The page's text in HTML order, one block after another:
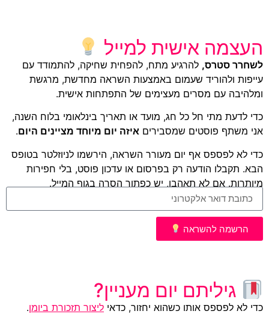
העצמה אישית למייל
לשחרר סטרס, להרגיע מתח, להפחית שחיקה, להתמודד עם
עייפות ולהוריד שעמום באמצעות השראה מחדשת, מרגשת
ומלהיבה עם מסרים מעצימים של התפתחות אישית.
כדי לדעת מתי חל כל חג, מועד או תאריך בינלאומי בלוח השנה,
אני משתף פוסטים שמסבירים איזה יום מיוחד מציינים היום.
כדי לא לפספס אף יום מעורר השראה, הירשמו לניוזלטר בטופס
הבא. תקבלו הודעה רק בפרסום או עדכון פוסט, בלי חפירות
מיותרות. אם לא תאהבו, יש כפתור הסרה בגוף המייל.
הרשמה להשראה
גיליתם יום מעניין?
כדי לא לפספס אותו כשהוא יחזור, כדאי ליצור תזכורת ביומן.